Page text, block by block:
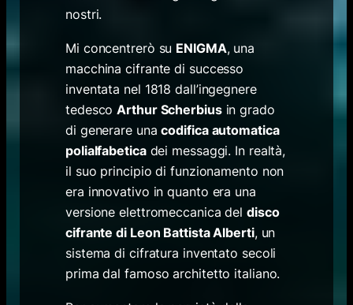
nostri.
Mi concentrerò su ENIGMA, una
macchina cifrante di successo
inventata nel 1818 dall’ingegnere
tedescoArthur Scherbiusin grado
di generare unacodifica automatica
polialfabeticadei messaggi. In realtà,
il suo principio di funzionamento non
era innovativo in quanto era una
versione elettromeccanica deldisco
cifrante di Leon Battista Alberti, un
sistema di cifratura inventato secoli
prima dal famoso architetto italiano.